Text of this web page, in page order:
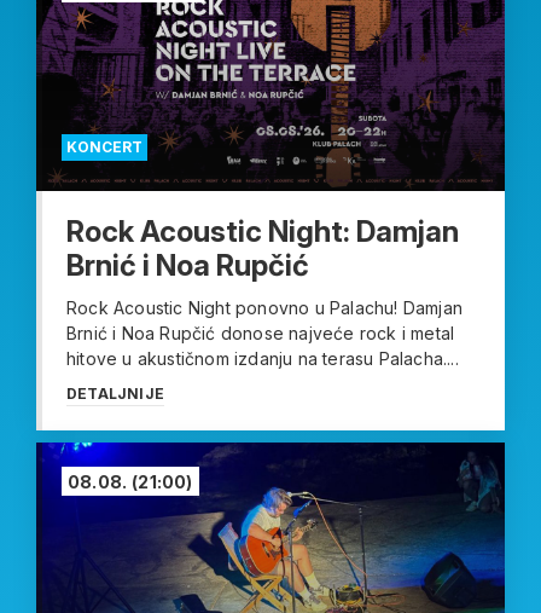
KONCERT
Rock Acoustic Night: Damjan
Brnić i Noa Rupčić
Rock Acoustic Night ponovno u Palachu! Damjan
Brnić i Noa Rupčić donose najveće rock i metal
hitove u akustičnom izdanju na terasu Palacha....
DETALJNIJE
08.08. (21:00)